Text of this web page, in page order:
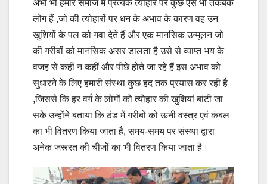
अभी भी हमारे समाज में प्रत्येक त्यौहार पर कुछ ऐसे भी तकबेके
लोग हैं ,जो की त्योहारों पर धन के अभाव के कारण वह उन
खुशियों के पल को गवा देते हैं और एक मानसिक उन्मूलन जो
की गरीबों को मानसिक असर डालता है उसे से व्याप्त भय के
वजह से कहीं न कहीं और पीछे होते जा रहे हैं इस अभाव को
सुधारने के लिए हमारी संस्था कुछ हद तक प्रयास कर रही है
,जिससे कि हर वर्ग के लोगों को त्योहार की खुशियां बांटी जा
सके उन्होंने बताया कि ठंड में गरीबों को ऊनी वस्त्र एवं कंबल
का भी वितरण किया जाता है, समय-समय पर संस्था द्वारा
अनेक जरूरत की चीजों का भी वितरण किया जाता है।